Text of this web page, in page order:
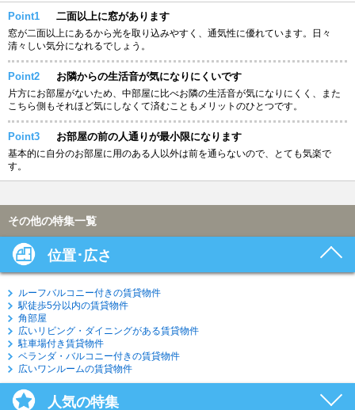
Point1 二面以上に窓があります
窓が二面以上にあるから光を取り込みやすく、通気性に優れています。日々
清々しい気分になれるでしょう。
Point2 お隣からの生活音が気になりにくいです
片方にお部屋がないため、中部屋に比べお隣の生活音が気になりにくく、また
こちら側もそれほど気にしなくて済むこともメリットのひとつです。
Point3 お部屋の前の人通りが最小限になります
基本的に自分のお部屋に用のある人以外は前を通らないので、とても気楽で
す。
その他の特集一覧
位置･広さ
ルーフバルコニー付きの賃貸物件
駅徒歩5分以内の賃貸物件
角部屋
広いリビング・ダイニングがある賃貸物件
駐車場付き賃貸物件
ベランダ・バルコニー付きの賃貸物件
広いワンルームの賃貸物件
人気の特集